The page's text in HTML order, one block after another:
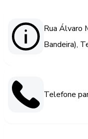
Rua Álvaro
Bandeira),
Telefone